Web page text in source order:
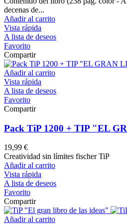
decenas de...
Añadir al carrito
Vista rápida
A lista de deseos
Favorito
Compartir
Añadir al carrito
Vista rápida
A lista de deseos
Favorito
Compartir
Pack TiP 1200 + TIP "EL
19,99 €
Creatividad sin límites fischer TiP
Añadir al carrito
Vista rápida
A lista de deseos
Favorito
Compartir
Añadir al carrito